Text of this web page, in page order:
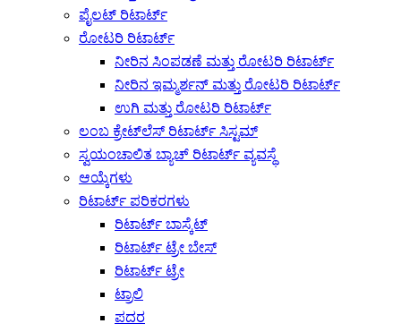
ಪೈಲಟ್ ರಿಟಾರ್ಟ್
ರೋಟರಿ ರಿಟಾರ್ಟ್
ನೀರಿನ ಸಿಂಪಡಣೆ ಮತ್ತು ರೋಟರಿ ರಿಟಾರ್ಟ್
ನೀರಿನ ಇಮ್ಮರ್ಶನ್ ಮತ್ತು ರೋಟರಿ ರಿಟಾರ್ಟ್
ಉಗಿ ಮತ್ತು ರೋಟರಿ ರಿಟಾರ್ಟ್
ಲಂಬ ಕ್ರೇಟ್‌ಲೆಸ್ ರಿಟಾರ್ಟ್ ಸಿಸ್ಟಮ್
ಸ್ವಯಂಚಾಲಿತ ಬ್ಯಾಚ್ ರಿಟಾರ್ಟ್ ವ್ಯವಸ್ಥೆ
ಆಯ್ಕೆಗಳು
ರಿಟಾರ್ಟ್ ಪರಿಕರಗಳು
ರಿಟಾರ್ಟ್ ಬಾಸ್ಕೆಟ್
ರಿಟಾರ್ಟ್ ಟ್ರೇ ಬೇಸ್
ರಿಟಾರ್ಟ್ ಟ್ರೇ
ಟ್ರಾಲಿ
ಪದರ